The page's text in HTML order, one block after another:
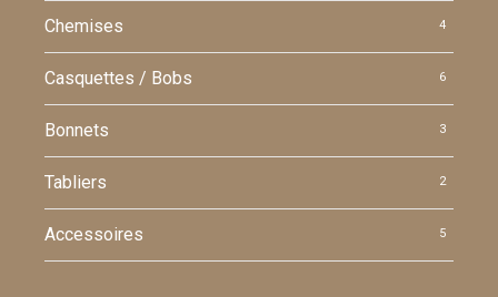
Chemises 4
Casquettes / Bobs 6
Bonnets 3
Tabliers 2
Accessoires 5